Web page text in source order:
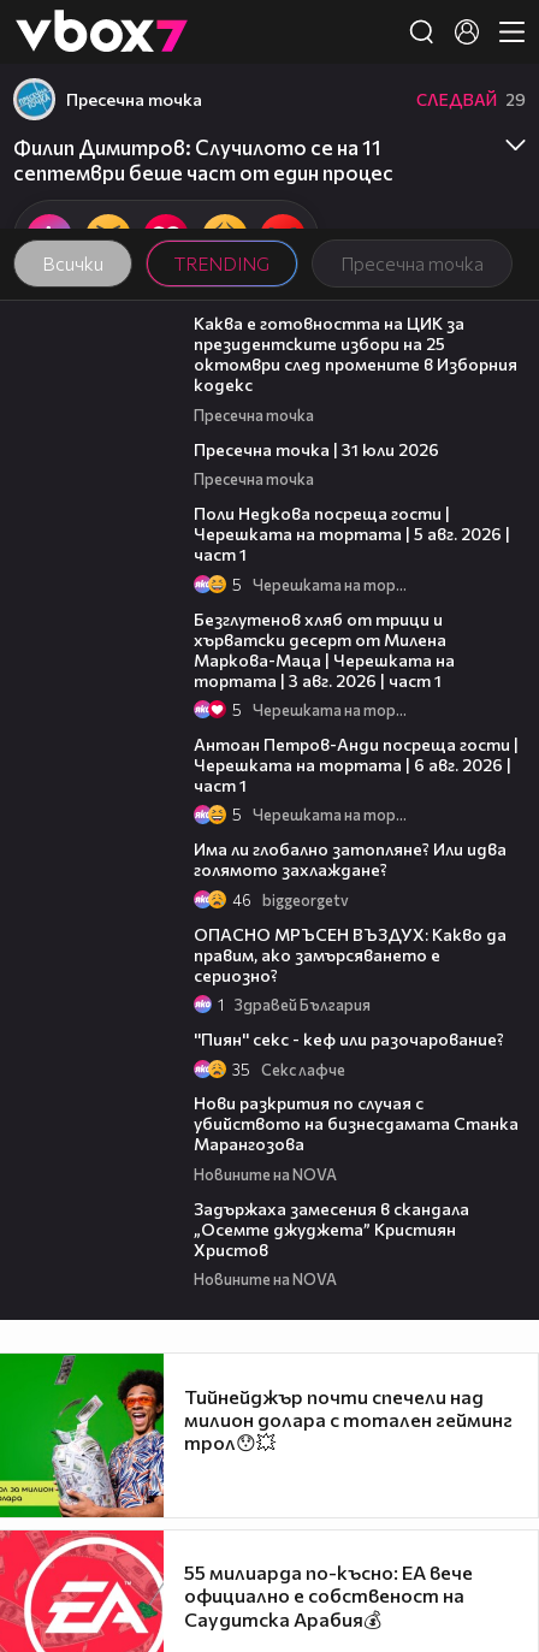
👾
Всички TRENDING Пресечна точка
Пресечна точка СЛЕДВАЙ 29
Филип Димитров: Случилото се на 11
септември беше част от един процес
14:16
Каква е готовността на ЦИК за
президентските избори на 25
октомври след промените в Изборния
кодекс
Пресечна точка
Пресечна точка | 31 юли 2026
Пресечна точка
Поли Недкова посреща гости |
Черешката на тортата | 5 авг. 2026 |
част 1
5 Черешката на тортата
Безглутенов хляб от трици и
хърватски десерт от Милена
Маркова-Маца | Черешката на
тортата | 3 авг. 2026 | част 1
5 Черешката на тортата
Антоан Петров-Анди посреща гости |
Черешката на тортата | 6 авг. 2026 |
част 1
5 Черешката на тортата
Има ли глобално затопляне? Или идва
голямото захлаждане?
46 biggeorgetv
ОПАСНО МРЪСЕН ВЪЗДУХ: Какво да
правим, ако замърсяването е
сериозно?
1 Здравей България
''Пиян'' секс - кеф или разочарование?
35 Секс лафче
Нови разкрития по случая с
убийството на бизнесдамата Станка
Марангозова
Новините на NOVA
Задържаха замесения в скандала
„Осемте джуджета” Кристиян
Христов
Новините на NOVA
Тийнейджър почти спечели над
милион долара с тотален гейминг
трол😯💥
55 милиарда по-късно: EA вече
официално е собственост на
Саудитска Арабия💰